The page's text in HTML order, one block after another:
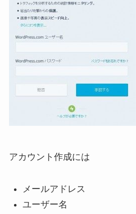
アカウント作成には
メールアドレス
ユーザー名